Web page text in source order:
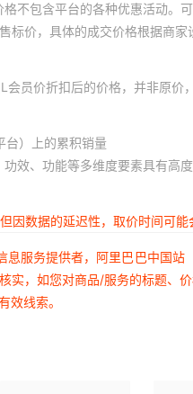
不包含平台的各种优惠活动。
价，具体的成交价格根据商家
员价折扣后的价格，并非原价
台）上的累积销量
效、功能等多维度要素具有高
数据的延迟性，取价时间可
服务提供者，阿里巴巴中国
实，如您对商品/服务的标题、
效线索。